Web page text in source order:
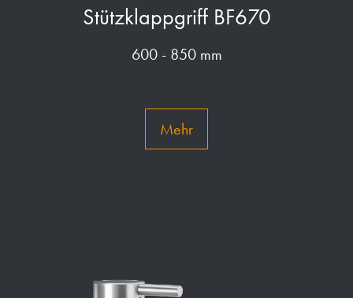
Stützklappgriff BF670
600 - 850 mm
Mehr